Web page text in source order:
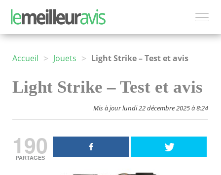
Accueil > Jouets > Light Strike – Test et avis
Light Strike – Test et avis
Mis à jour lundi 22 décembre 2025 à 8:24
190
PARTAGES